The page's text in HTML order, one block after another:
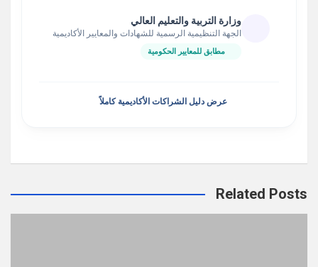
وزارة التربية والتعليم العالي
الجهة التنظيمية الرسمية للشهادات والمعايير الأكاديمية
مطابق للمعايير الحكومية
عرض دليل الشراكات الأكاديمية كاملاً
Related Posts